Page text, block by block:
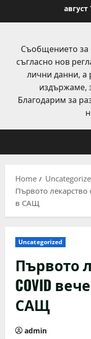
август
Съобщението за
съгласно нов
лични данни, а
издържаме,
Благодарим за
Home
Първото
в САЩ
Uncategorized
Първото
COVID
САЩ
admin